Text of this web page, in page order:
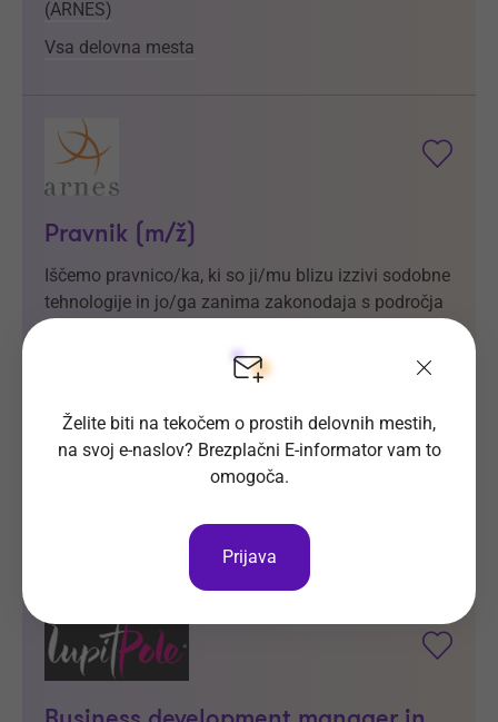
(ARNES)
Vsa delovna mesta
Pravnik (m/ž)
Iščemo pravnico/ka, ki so ji/mu blizu izzivi sodobne
tehnologije in jo/ga zanima zakonodaja s področja
Kraj dela Ljubljana, možnost hibridnega dela
Akademska in raziskovalna mreža Slovenije
Vsa delovna mesta
Želite biti na tekočem o prostih delovnih mestih,
na svoj e-naslov? Brezplačni E-informator vam to
omogoča.
Prijava